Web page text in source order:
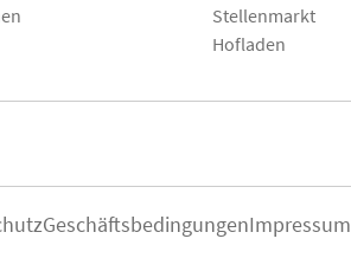
Stellenmarkt
Hofladen
GeschäftsbedingungenImpressum